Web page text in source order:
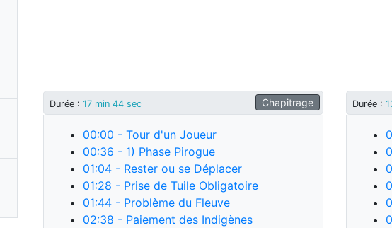
Durée : 17 min 44 sec Chapitrage
00:00 - Tour d'un Joueur
00:36 - 1) Phase Pirogue
01:04 - Rester ou se Déplacer
01:28 - Prise de Tuile Obligatoire
01:44 - Problème du Fleuve
02:38 - Paiement des Indigènes
Durée :